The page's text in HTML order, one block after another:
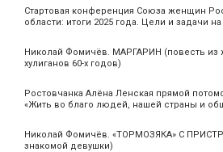
Стартовая конференция Союза женщин
области: итоги 2025 года. Цели и задачи на
Николай Фомичёв. МАРГАРИН (повесть из
хулиганов 60-х годов)
Ростовчанка Алёна Ленская прямой
«Жить во благо людей, нашей страны и
Николай Фомичёв. «ТОРМОЗЯКА» С
знакомой девушки)